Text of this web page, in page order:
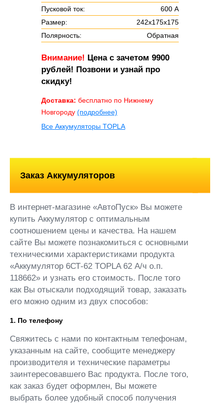
Пусковой ток:
600 А
Размер:
242х175х175
Полярность:
Обратная
Внимание! Цена с зачетом 9900
рублей! Позвони и узнай про
скидку!
Доставка: бесплатно по Нижнему
Новгороду (подробнее)
Все Аккумуляторы TOPLA
Заказ Аккумуляторов
В интернет-магазине «АвтоПуск» Вы можете
купить Аккумулятор с оптимальным
соотношением цены и качества. На нашем
сайте Вы можете познакомиться с основными
техническими характеристиками продукта
«Аккумулятор 6СТ-62 TOPLA 62 А/ч о.п.
118662» и узнать его стоимость. После того
как Вы отыскали подходящий товар, заказать
его можно одним из двух способов:
1. По телефону
Свяжитесь с нами по контактным телефонам,
указанным на сайте, сообщите менеджеру
производителя и технические параметры
заинтересовавшего Вас продукта. После того,
как заказ будет оформлен, Вы можете
выбрать более удобный способ получения